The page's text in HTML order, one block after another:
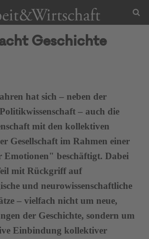
Geschichte
hat sich – neben der
– auch die
mit den kollektiven
Gesellschaft im Rahmen einer
Emotionen" beschäftigt. Dabei
mit Rückgriff auf
und neurowissenschaftliche
– vielfach nicht um neue,
der Geschichte, sondern um
Einbindung kollektiver